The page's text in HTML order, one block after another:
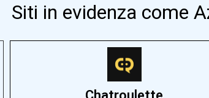
Siti in evidenza come